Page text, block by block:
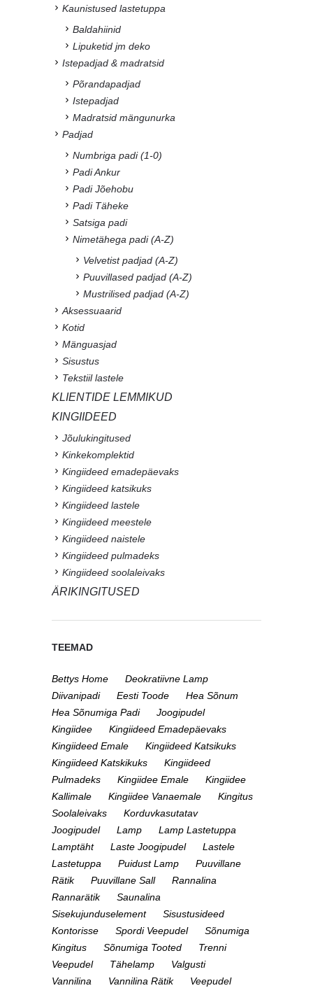
Kaunistused lastetuppa
Baldahiinid
Lipuketid jm deko
Istepadjad & madratsid
Põrandapadjad
Istepadjad
Madratsid mängunurka
Padjad
Numbriga padi (1-0)
Padi Ankur
Padi Jõehobu
Padi Täheke
Satsiga padi
Nimetähega padi (A-Z)
Velvetist padjad (A-Z)
Puuvillased padjad (A-Z)
Mustrilised padjad (A-Z)
Aksessuaarid
Kotid
Mänguasjad
Sisustus
Tekstiil lastele
KLIENTIDE LEMMIKUD
KINGIIDEED
Jõulukingitused
Kinkekomplektid
Kingiideed emadepäevaks
Kingiideed katsikuks
Kingiideed lastele
Kingiideed meestele
Kingiideed naistele
Kingiideed pulmadeks
Kingiideed soolaleivaks
ÄRIKINGITUSED
TEEMAD
Bettys Home
Deokratiivne Lamp
Diivanipadi
Eesti Toode
Hea Sõnum
Hea Sõnumiga Padi
Joogipudel
Kingiidee
Kingiideed Emadepäevaks
Kingiideed Emale
Kingiideed Katsikuks
Kingiideed Katskikuks
Kingiideed
Pulmadeks
Kingiidee Emale
Kingiidee
Kallimale
Kingiidee Vanaemale
Kingitus
Soolaleivaks
Korduvkasutatav
Joogipudel
Lamp
Lamp Lastetuppa
Lamptäht
Laste Joogipudel
Lastele
Lastetuppa
Puidust Lamp
Puuvillane
Rätik
Puuvillane Sall
Rannalina
Rannarätik
Saunalina
Sisekujunduselement
Sisustusideed
Kontorisse
Spordi Veepudel
Sõnumiga
Kingitus
Sõnumiga Tooted
Trenni
Veepudel
Tähelamp
Valgusti
Vannilina
Vannilina Rätik
Veepudel